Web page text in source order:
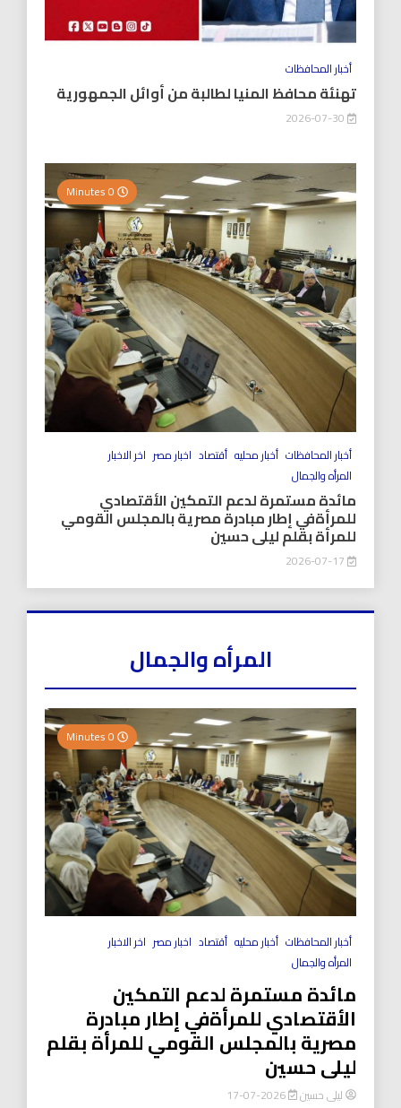
أخبار المحافظات
تهنئة محافظ المنيا لطالبة من أوائل الجمهورية
أخبار المحافظات أخبار محليه أقتصاد اخبار مصر اخر الاخبار
المرأه والجمال
مائدة مستمرة لدعم التمكين الأقتصادي
للمرأةفي إطار مبادرة مصرية بالمجلس القومي
للمرأة بقلم ليلى حسين
المرأه والجمال
أخبار المحافظات أخبار محليه أقتصاد اخبار مصر اخر الاخبار
المرأه والجمال
مائدة مستمرة لدعم التمكين
الأقتصادي للمرأةفي إطار مبادرة
مصرية بالمجلس القومي للمرأة بقلم
ليلى حسين
ليلى حسين 2026-07-17